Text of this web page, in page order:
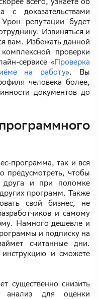
с доказательствами
репутации будет
Извиняться и
вам. Избежать данной
проверки
сервисе «Проверка
на работу». Вы
человека более,
документов до
программа, так и вся
предусмотреть, чтобы
друга и при поломке
программ. Также
свой бизнес, не
и самому
Намного дешевле и
и подписку на
считанные дни.
и сможете
существенно снизить
анализ для оценки